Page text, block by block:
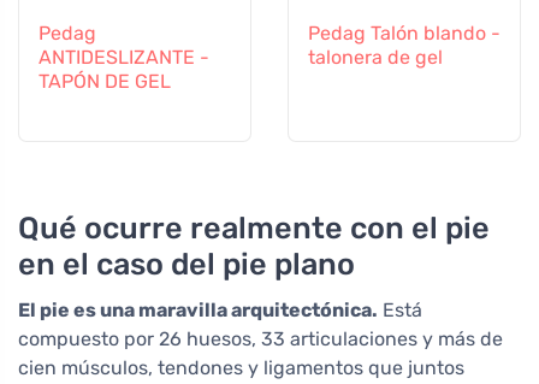
Pedag
ANTIDESLIZANTE -
TAPÓN DE GEL
Pedag Talón blando -
talonera de gel
Qué ocurre realmente con el pie
en el caso del pie plano
El pie es una maravilla arquitectónica. Está
compuesto por 26 huesos, 33 articulaciones y más de
cien músculos, tendones y ligamentos que juntos